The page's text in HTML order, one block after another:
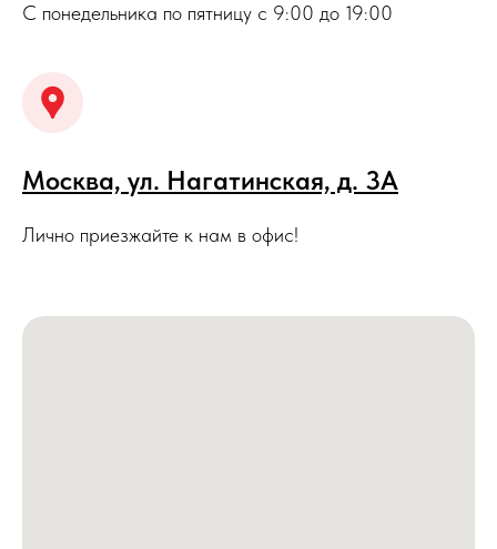
С понедельника по пятницу с 9:00 до 19:00
Москва, ул. Нагатинская, д. 3A
Лично приезжайте к нам в офис!